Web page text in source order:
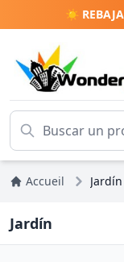
☀️
Accueil Jardín
Jardín